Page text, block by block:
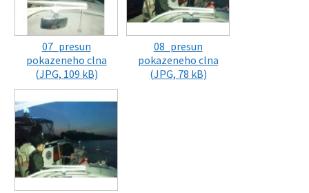
07_presun
pokazeneho clna
(JPG, 109 kB)
08_presun
pokazeneho clna
(JPG, 78 kB)